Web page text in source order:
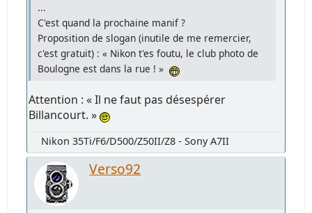
...
C'est quand la prochaine manif ?
Proposition de slogan (inutile de me remercier,
c'est gratuit) : « Nikon t'es foutu, le club photo de
Boulogne est dans la rue ! »
Attention : « Il ne faut pas désespérer
Billancourt. »
Nikon 35Ti/F6/D500/Z50II/Z8 - Sony A7II
Verso92